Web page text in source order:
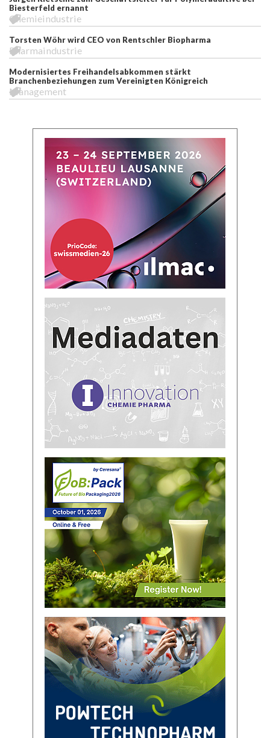
Biesterfeld ernannt
Chemieindustrie
Torsten Wöhr wird CEO von Rentschler Biopharma
Pharmaindustrie
Modernisiertes Freihandelsabkommen stärkt
Branchenbeziehungen zum Vereinigten Königreich
Management